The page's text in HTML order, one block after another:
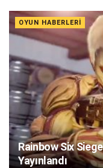
OYUN HABERLERI
Rainbow Six
Yayınlandı